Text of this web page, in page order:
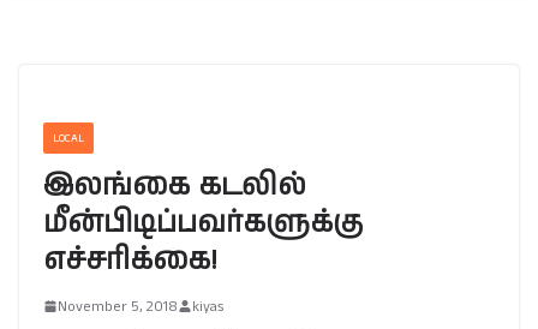
LOCAL
இலங்கை கடலில்
மீன்பிடிப்பவர்களுக்கு
எச்சரிக்கை!
November 5, 2018 kiyas